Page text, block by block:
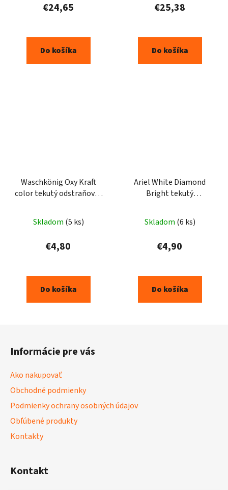
€24,65
Do košíka
€25,38
Do košíka
Waschkönig Oxy Kraft
color tekutý odstraňovač
Skladom (5 ks)
€4,80
Do košíka
Ariel White Diamond
Bright tekutý
950ml
Skladom (6 ks)
€4,90
Do košíka
Informácie pre vás
Ako nakupovať
Obchodné podmienky
Podmienky ochrany osobných údajov
Obľúbené produkty
Kontakty
Kontakt